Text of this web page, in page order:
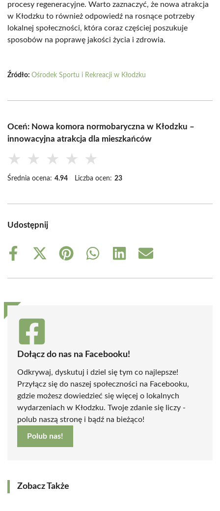
procesy regeneracyjne. Warto zaznaczyć, że nowa atrakcja
w Kłodzku to również odpowiedź na rosnące potrzeby
lokalnej społeczności, która coraz częściej poszukuje
sposobów na poprawę jakości życia i zdrowia.
Źródło: Ośrodek Sportu i Rekreacji w Kłodzku
Oceń: Nowa komora normobaryczna w Kłodzku –
innowacyjna atrakcja dla mieszkańców
★ ★ ★ ★ ★
Średnia ocena: 4.94 Liczba ocen: 23
Udostępnij
Share
Share
(Twitter)
Share
Share
Share
Share
Dołącz do nas na Facebooku!
Odkrywaj, dyskutuj i dziel się tym co najlepsze!
Przyłącz się do naszej społeczności na Facebooku,
gdzie możesz dowiedzieć się więcej o lokalnych
wydarzeniach w Kłodzku. Twoje zdanie się liczy -
polub naszą stronę i bądź na bieżąco!
Polub nas!
Zobacz Także